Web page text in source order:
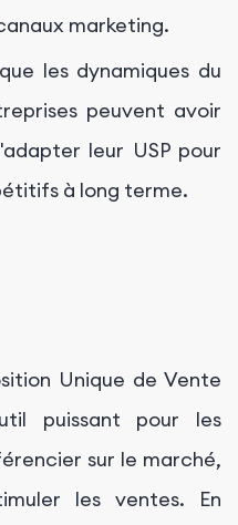
marketing.
les dynamiques du
peuvent avoir
leur USP pour
à long terme.
Unique de Vente
puissant pour les
sur le marché,
les ventes. En